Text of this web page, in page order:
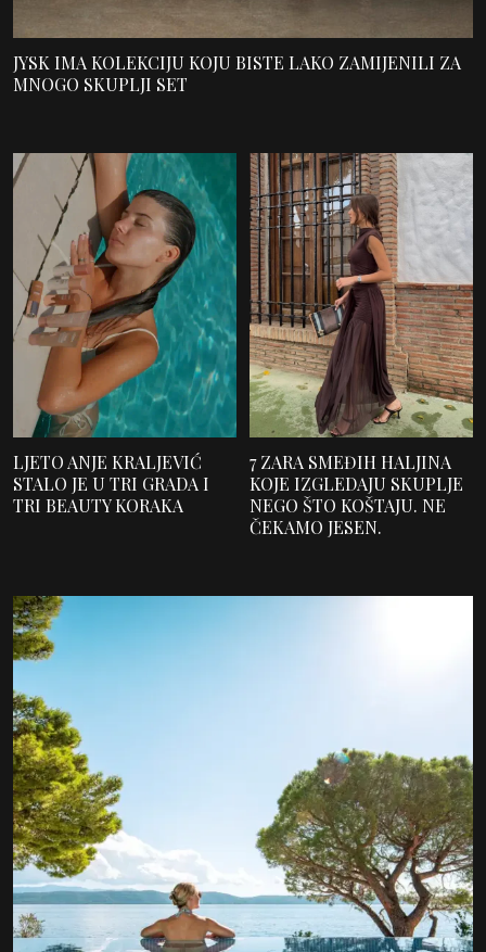
JYSK IMA KOLEKCIJU KOJU BISTE LAKO ZAMIJENILI ZA
MNOGO SKUPLJI SET
LJETO ANJE KRALJEVIĆ
STALO JE U TRI GRADA I
TRI BEAUTY KORAKA
7 ZARA SMEĐIH HALJINA
KOJE IZGLEDAJU SKUPLJE
NEGO ŠTO KOŠTAJU. NE
ČEKAMO JESEN.